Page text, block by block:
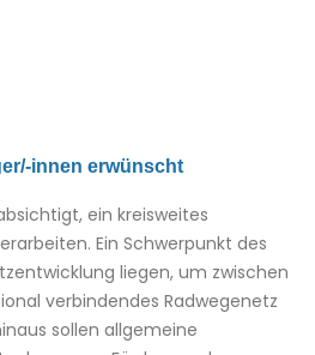
innen erwünscht
ein kreisweites
Ein Schwerpunkt des
liegen, um zwischen
verbindendes Radwegenetz
sollen allgemeine